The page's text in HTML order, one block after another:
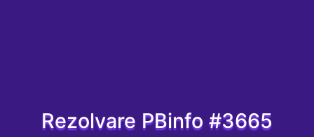
Rezolvare PBinfo #3665